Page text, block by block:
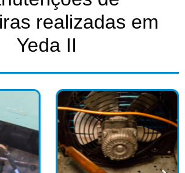
realizadas em
Yeda II​